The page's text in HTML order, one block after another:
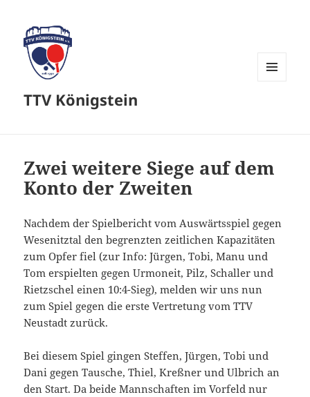
TTV Königstein
Zwei weitere Siege auf dem
Konto der Zweiten
Nachdem der Spielbericht vom Auswärtsspiel gegen
Wesenitztal den begrenzten zeitlichen Kapazitäten
zum Opfer fiel (zur Info: Jürgen, Tobi, Manu und
Tom erspielten gegen Urmoneit, Pilz, Schaller und
Rietzschel einen 10:4-Sieg), melden wir uns nun
zum Spiel gegen die erste Vertretung vom TTV
Neustadt zurück.
Bei diesem Spiel gingen Steffen, Jürgen, Tobi und
Dani gegen Tausche, Thiel, Kreßner und Ulbrich an
den Start. Da beide Mannschaften im Vorfeld nur